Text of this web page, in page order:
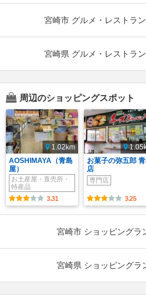
宮崎市 グルメ・レストラ
宮崎県 グルメ・レストラ
周辺のショッピングスポット
1.02km
AOSHIMAYA（青島
屋）
お土産屋・直売所・
特産品
3.31
お菓子の弥五郎
店
専門店
3.25
宮崎市 ショッピングラ
宮崎県 ショッピングラ